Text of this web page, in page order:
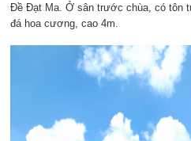
Đề Đạt Ma. Ở sân trước chùa, có tôn
đá hoa cương, cao 4m.